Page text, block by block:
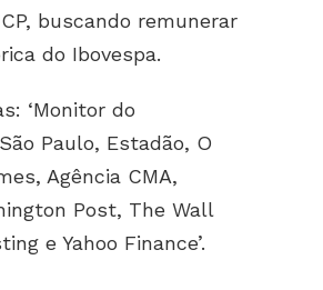
buscando remunerar
do Ibovespa.
‘Monitor do
Paulo, Estadão, O
Agência CMA,
Post, The Wall
e Yahoo Finance’.